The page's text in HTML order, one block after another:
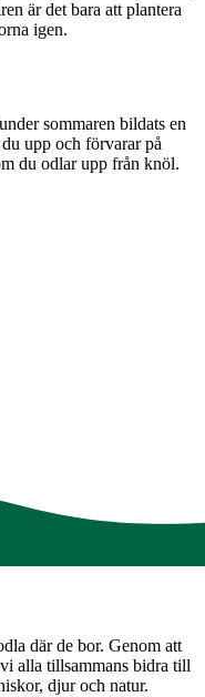
är det bara att plantera
igen.
sommaren bildats en
upp och förvarar på
du odlar upp från knöl.
där de bor. Genom att
alla tillsammans bidra till
djur och natur.